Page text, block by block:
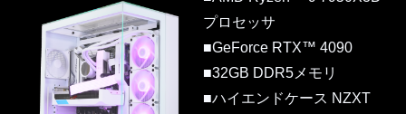
プロセッサ
■GeForce RTX™ 4090
■32GB DDR5メモリ
■ハイエンドケース NZXT